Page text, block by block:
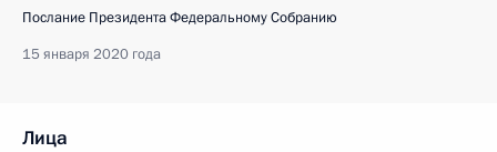
Послание Президента Федеральному Собранию
15 января 2020 года
Лица